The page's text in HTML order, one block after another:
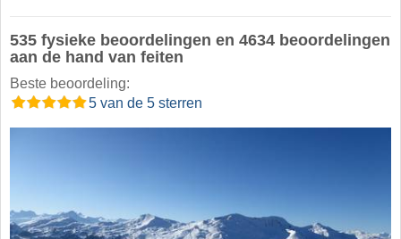
535 fysieke beoordelingen en 4634 beoordelingen
aan de hand van feiten
Beste beoordeling:
5 van de 5 sterren